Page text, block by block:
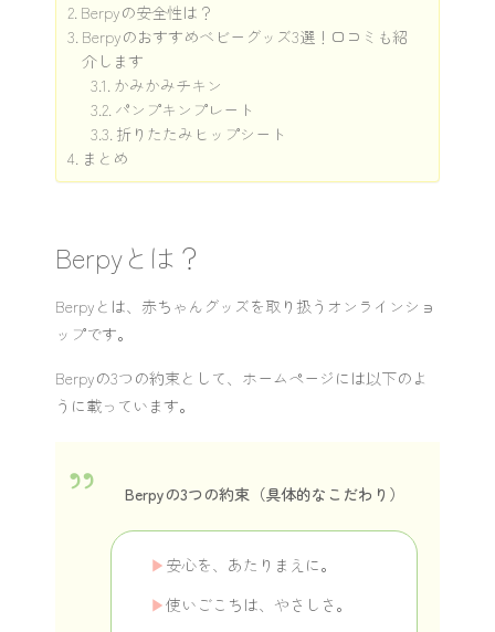
Berpyの安全性は？
Berpyのおすすめベビーグッズ3選！口コミも紹
介します
かみかみチキン
パンプキンプレート
折りたたみヒップシート
まとめ
Berpyとは？
Berpyとは、赤ちゃんグッズを取り扱うオンラインショ
ップです。
Berpyの3つの約束として、ホームページには以下のよ
うに載っています。
Berpyの3つの約束（具体的なこだわり）
安心を、あたりまえに。
使いごこちは、やさしさ。